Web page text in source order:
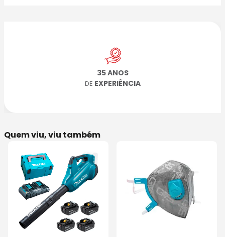
35 ANOS
DE EXPERIÊNCIA
Quem viu, viu também